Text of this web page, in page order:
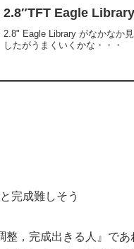
2.8″TFT Eagle Library
2.8" Eagle Library がなかなか
したがうまくいくかな・・・
完成難しそう
整，完成出きる人』であ